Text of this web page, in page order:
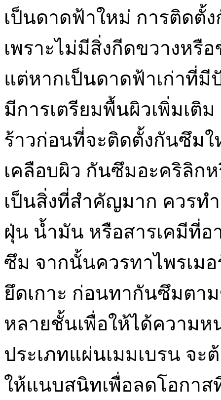
เป็นดาดฟ้าใหม่ การติดตั้
เพราะไม่มีสิ่งกีดขวางหรื
แต่หากเป็นดาดฟ้าเก่าที่
มีการเตรียมพื้นผิวเพิ่มเติ
ร้าวก่อนที่จะติดตั้งกันซึม
เคลือบผิว กันซึมอะคริลิก
เป็นสิ่งที่สำคัญมาก ควรท
ฝุ่น น้ำมัน หรือสารเคมีที่อ
ซึม จากนั้นควรทาไพรเม
ยึดเกาะ ก่อนทากันซึมตา
หลายชั้นเพื่อให้ได้ความ
ประเภทแผ่นเมมเบรน จะ
ให้แนบสนิทเพื่อลดโอกา